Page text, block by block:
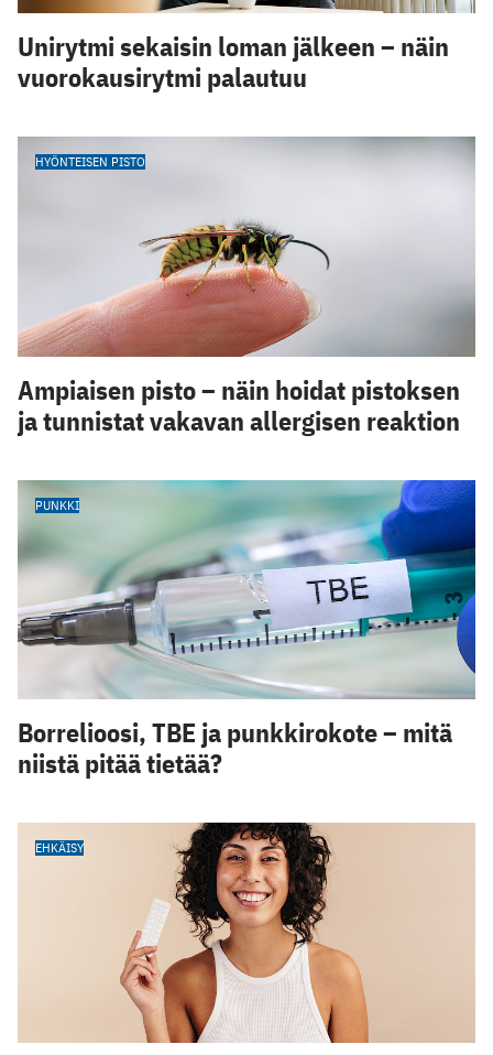
Unirytmi sekaisin loman jälkeen – näin
vuorokausirytmi palautuu
HYÖNTEISEN PISTO
Ampiaisen pisto – näin hoidat pistoksen
ja tunnistat vakavan allergisen reaktion
PUNKKI
Borrelioosi, TBE ja punkkirokote – mitä
niistä pitää tietää?
EHKÄISY